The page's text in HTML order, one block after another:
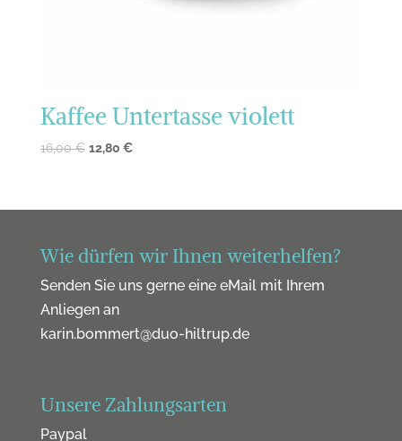
Kaffee Untertasse violett
16,00€ 12,80 €
Wie dürfen wir Ihnen weiterhelfen?
Senden Sie uns gerne eine eMail mit Ihrem
Anliegen an
karin.bommert@duo-hiltrup.de
Unsere Zahlungsarten
Paypal